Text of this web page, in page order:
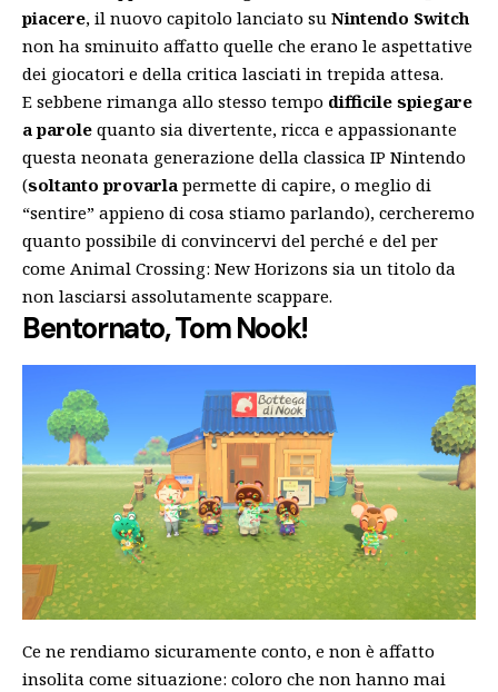
piacere, il nuovo capitolo lanciato su Nintendo Switch
non ha sminuito affatto quelle che erano le aspettative
dei giocatori e della critica lasciati in trepida attesa.
E sebbene rimanga allo stesso tempo difficile spiegare
a parole quanto sia divertente, ricca e appassionante
questa neonata generazione della classica IP Nintendo
(soltanto provarla permette di capire, o meglio di
“sentire” appieno di cosa stiamo parlando), cercheremo
quanto possibile di convincervi del perché e del per
come Animal Crossing: New Horizons sia un titolo da
non lasciarsi assolutamente scappare.
Bentornato, Tom Nook!
Ce ne rendiamo sicuramente conto, e non è affatto
insolita come situazione: coloro che non hanno mai